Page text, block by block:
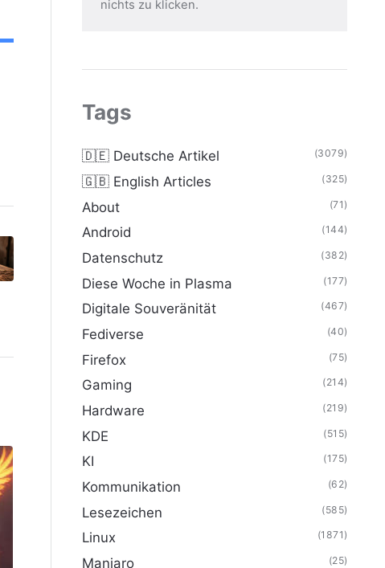
nichts zu klicken.
Tags
🇩🇪 Deutsche Artikel (3079)
🇬🇧 English Articles (325)
About (71)
Android (144)
Datenschutz (382)
Diese Woche in Plasma (177)
Digitale Souveränität (467)
Fediverse (40)
Firefox (75)
Gaming (214)
Hardware (219)
KDE (515)
KI (175)
Kommunikation (62)
Lesezeichen (585)
Linux (1871)
Manjaro (25)